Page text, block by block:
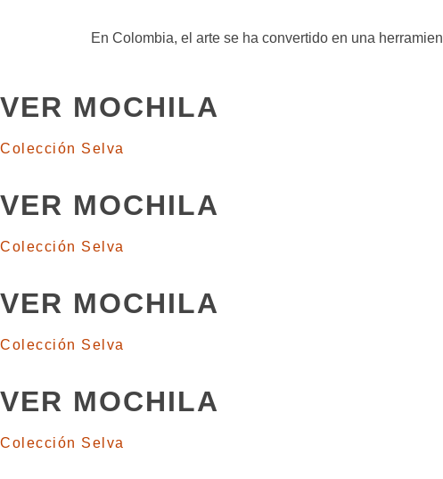
En Colombia, el arte se ha convertido en una
VER MOCHILA
Colección Selva
VER MOCHILA
Colección Selva
VER MOCHILA
Colección Selva
VER MOCHILA
Colección Selva